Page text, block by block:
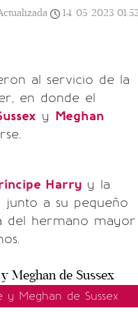
14/05/2023
al servicio de la
en donde el
y Meghan
Harry y la
junto a su pequeño
del hermano mayor
Meghan de Sussex